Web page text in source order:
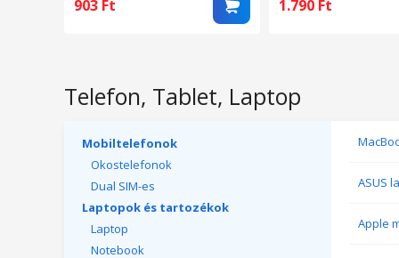
903 Ft 1.790 Ft
Telefon, Tablet, Laptop
Mobiltelefonok
Okostelefonok
Dual SIM-es
Laptopok és tartozékok
Laptop
Notebook
ASUS
Apple